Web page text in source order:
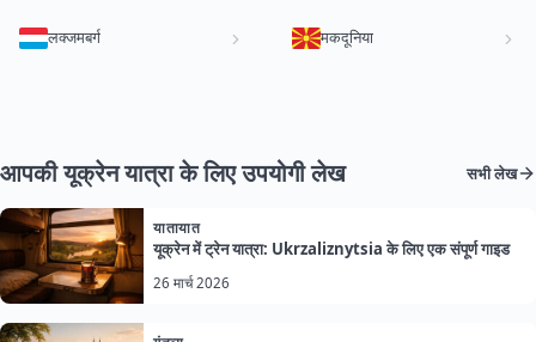
लक्जमबर्ग मकदूनिया
आपकी यूक्रेन यात्रा के लिए उपयोगी लेख सभी लेख
यातायात
यूक्रेन में ट्रेन यात्रा: Ukrzaliznytsia के लिए एक संपूर्ण गाइड
26 मार्च 2026